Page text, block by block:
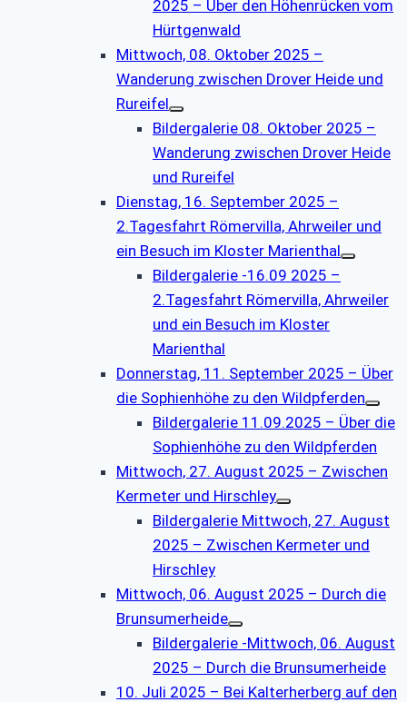
2025 – Über den Höhenrücken vom
Hürtgenwald
Mittwoch, 08. Oktober 2025 –
Wanderung zwischen Drover Heide und
Rureifel
Bildergalerie 08. Oktober 2025 –
Wanderung zwischen Drover Heide
und Rureifel
Dienstag, 16. September 2025 –
2.Tagesfahrt Römervilla, Ahrweiler und
ein Besuch im Kloster Marienthal
Bildergalerie -16.09 2025 –
2.Tagesfahrt Römervilla, Ahrweiler
und ein Besuch im Kloster
Marienthal
Donnerstag, 11. September 2025 – Über
die Sophienhöhe zu den Wildpferden
Bildergalerie 11.09.2025 – Über die
Sophienhöhe zu den Wildpferden
Mittwoch, 27. August 2025 – Zwischen
Kermeter und Hirschley
Bildergalerie Mittwoch, 27. August
2025 – Zwischen Kermeter und
Hirschley
Mittwoch, 06. August 2025 – Durch die
Brunsumerheide
Bildergalerie -Mittwoch, 06. August
2025 – Durch die Brunsumerheide
10. Juli 2025 – Bei Kalterherberg auf den